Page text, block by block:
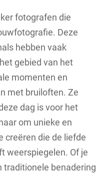
fotografen die
Deze
hebben vaak
gebied van het
momenten en
met bruiloften. Ze
dag is voor het
om unieke en
creëren die de liefde
weerspiegelen. Of je
traditionele benadering